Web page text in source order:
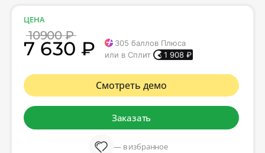
ЦЕНА
10900 ₽
7 630 ₽ 305 баллов Плюса
или в Сплит
1 908 ₽
Смотреть демо
Заказать
— в избранное